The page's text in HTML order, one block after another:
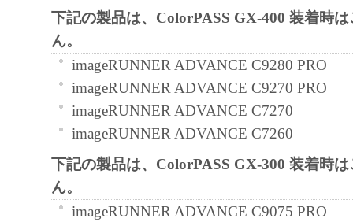
You may make one copy of the SOFTWARE
2. RESTRICTIONS
You shall not use the SOFTWARE except as
permitted herein, and shall not assign,
loan, convey or transfer to any third party the
shall not alter, translate or convert to another
language, modify, disassemble, decompile or
engineer the SOFTWARE and you shall not
to do so.
下記の製品は、ColorPASS GX-400 装着時
ん。
imageRUNNER ADVANCE C9280 PRO
imageRUNNER ADVANCE C9270 PRO
imageRUNNER ADVANCE C7270
imageRUNNER ADVANCE C7260
下記の製品は、ColorPASS GX-300 装着時
ん。
imageRUNNER ADVANCE C9075 PRO